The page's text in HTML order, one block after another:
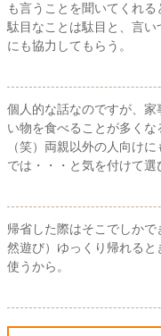
も言うことを聞いてくれる
駄目なことは駄目と、言
にも協力してもらう。
個人的な話なのですが、
い物を食べることが多く
（笑）両親以外の人向け
では・・・と気を付けて選
帰省した際はそこでしか
然遊び）ゆっくり帰れる
使うから。